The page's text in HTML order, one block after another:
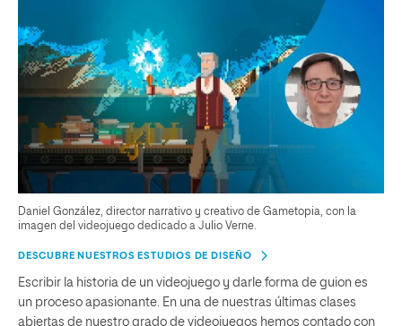
Daniel González, director narrativo y creativo de Gametopia, con la
imagen del videojuego dedicado a Julio Verne.
DESCUBRE NUESTROS ESTUDIOS DE DISEÑO
Escribir la historia de un videojuego y darle forma de guion es
un proceso apasionante. En una de nuestras últimas clases
abiertas de nuestro grado de videojuegos hemos contado con